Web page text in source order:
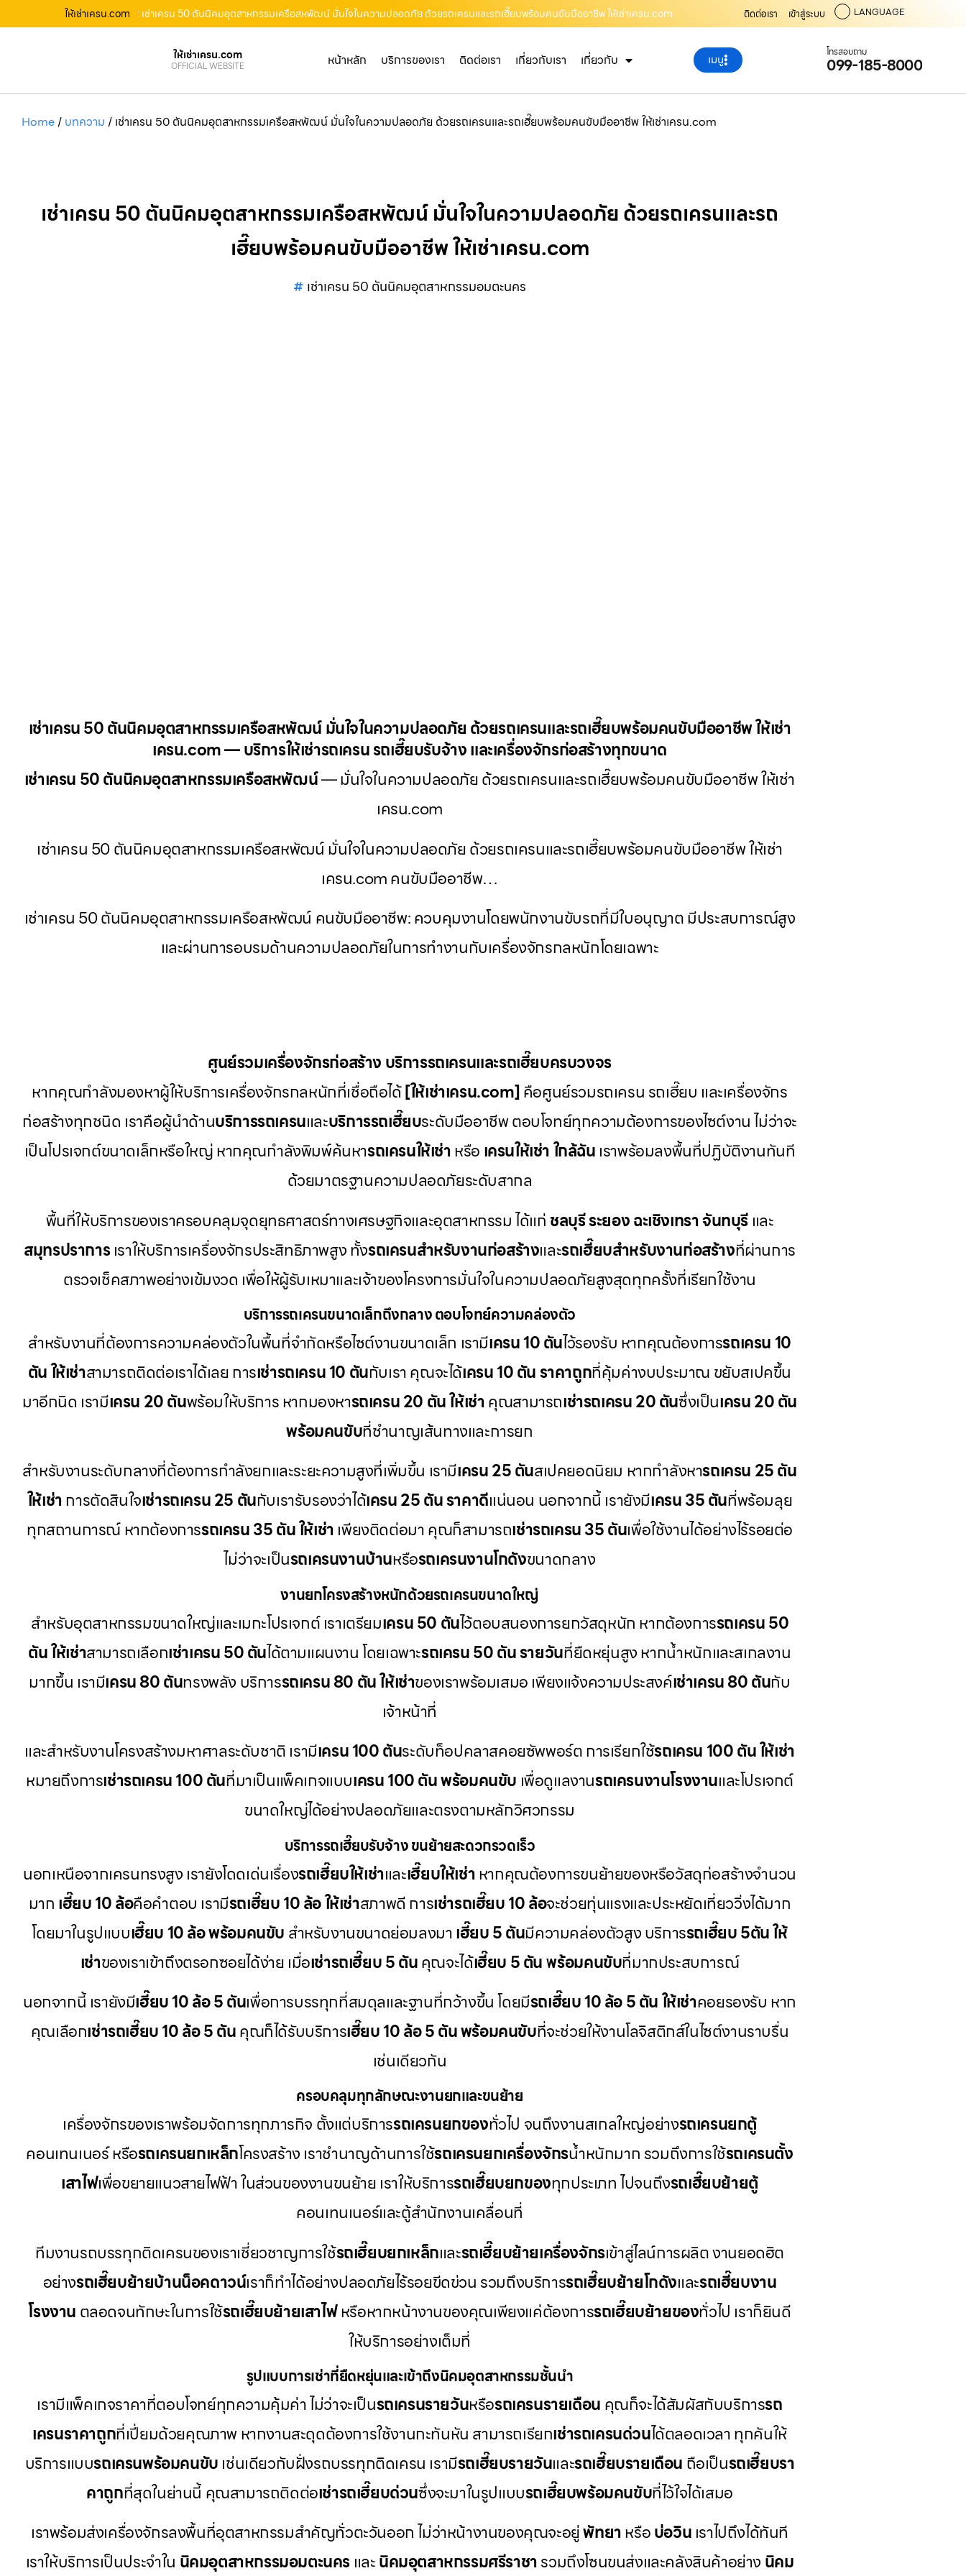
ให้เช่าเครน.com : เช่าเครน 50 ตันนิคมอุตสาหกรรมเครือสหพัฒน์ มั่นใจในความปลอดภัย ด้วยรถเครนและรถเฮี๊ยบพร้อมคนขับมืออาชีพ ให้เช่าเครน.com ติดต่อเรา เข้าสู่ระบบ LANGUAGE
ให้เช่าเครน.com
OFFICIAL WEBSITE หน้าหลัก บริการของเรา ติดต่อเรา เกี่ยวกับเรา เกี่ยวกับ เมนู โทรสอบถาม
099-185-8000
Home/ บทความ / เช่าเครน 50 ตันนิคมอุตสาหกรรมเครือสหพัฒน์ มั่นใจในความปลอดภัย ด้วยรถเครนและรถเฮี๊ยบพร้อมคนขับมืออาชีพ ให้เช่าเครน.com
เช่าเครน 50 ตันนิคมอุตสาหกรรมเครือสหพัฒน์ มั่นใจในความปลอดภัย ด้วยรถเครนและรถ
เฮี๊ยบพร้อมคนขับมืออาชีพ ให้เช่าเครน.com
เช่าเครน 50 ตันนิคมอุตสาหกรรมอมตะนคร
เช่าเครน 50 ตันนิคมอุตสาหกรรมเครือสหพัฒน์ มั่นใจในความปลอดภัย ด้วยรถเครนและรถเฮี๊ยบพร้อมคนขับมืออาชีพ ให้เช่า
เครน.com — บริการให้เช่ารถเครน รถเฮี๊ยบรับจ้าง และเครื่องจักรก่อสร้างทุกขนาด
เช่าเครน 50 ตันนิคมอุตสาหกรรมเครือสหพัฒน์— มั่นใจในความปลอดภัย ด้วยรถเครนและรถเฮี๊ยบพร้อมคนขับมืออาชีพ ให้เช่า
เครน.com
เช่าเครน 50 ตันนิคมอุตสาหกรรมเครือสหพัฒน์ มั่นใจในความปลอดภัย ด้วยรถเครนและรถเฮี๊ยบพร้อมคนขับมืออาชีพ ให้เช่า
เครน.com คนขับมืออาชีพ…
เช่าเครน 50 ตันนิคมอุตสาหกรรมเครือสหพัฒน์ คนขับมืออาชีพ: ควบคุมงานโดยพนักงานขับรถที่มีใบอนุญาต มีประสบการณ์สูง
และผ่านการอบรมด้านความปลอดภัยในการทำงานกับเครื่องจักรกลหนักโดยเฉพาะ
ศูนย์รวมเครื่องจักรก่อสร้าง บริการรถเครนและรถเฮี๊ยบครบวงจร
หากคุณกำลังมองหาผู้ให้บริการเครื่องจักรกลหนักที่เชื่อถือได้[ให้เช่าเครน.com]คือศูนย์รวมรถเครน รถเฮี๊ยบ และเครื่องจักร
ก่อสร้างทุกชนิด เราคือผู้นำด้านบริการรถเครนและบริการรถเฮี๊ยบระดับมืออาชีพ ตอบโจทย์ทุกความต้องการของไซต์งาน ไม่ว่าจะ
เป็นโปรเจกต์ขนาดเล็กหรือใหญ่ หากคุณกำลังพิมพ์ค้นหารถเครนให้เช่าหรือ เครนให้เช่าใกล้ฉัน เราพร้อมลงพื้นที่ปฏิบัติงานทันที
ด้วยมาตรฐานความปลอดภัยระดับสากล
พื้นที่ให้บริการของเราครอบคลุมจุดยุทธศาสตร์ทางเศรษฐกิจและอุตสาหกรรม ได้แก่ ชลบุรีระยองฉะเชิงเทราจันทบุรีและ
สมุทรปราการเราให้บริการเครื่องจักรประสิทธิภาพสูง ทั้งรถเครนสำหรับงานก่อสร้างและรถเฮี๊ยบสำหรับงานก่อสร้างที่ผ่านการ
ตรวจเช็คสภาพอย่างเข้มงวด เพื่อให้ผู้รับเหมาและเจ้าของโครงการมั่นใจในความปลอดภัยสูงสุดทุกครั้งที่เรียกใช้งาน
บริการรถเครนขนาดเล็กถึงกลาง ตอบโจทย์ความคล่องตัว
สำหรับงานที่ต้องการความคล่องตัวในพื้นที่จำกัดหรือไซต์งานขนาดเล็ก เรามีเครน 10 ตันไว้รองรับ หากคุณต้องการรถเครน 10
ตัน ให้เช่าสามารถติดต่อเราได้เลย การเช่ารถเครน 10 ตันกับเรา คุณจะได้เครน 10 ตัน ราคาถูกที่คุ้มค่างบประมาณ ขยับสเปคขึ้น
มาอีกนิด เรามีเครน 20 ตันพร้อมให้บริการ หากมองหารถเครน 20 ตัน ให้เช่าคุณสามารถเช่ารถเครน 20 ตันซึ่งเป็นเครน 20 ตัน
พร้อมคนขับที่ชำนาญเส้นทางและการยก
สำหรับงานระดับกลางที่ต้องการกำลังยกและระยะความสูงที่เพิ่มขึ้น เรามีเครน 25 ตันสเปคยอดนิยม หากกำลังหารถเครน 25 ตัน
ให้เช่าการตัดสินใจเช่ารถเครน 25 ตันกับเรารับรองว่าได้เครน 25 ตัน ราคาดีแน่นอน นอกจากนี้ เรายังมีเครน 35 ตันที่พร้อมลุย
ทุกสถานการณ์ หากต้องการรถเครน 35 ตัน ให้เช่า เพียงติดต่อมา คุณก็สามารถเช่ารถเครน 35 ตันเพื่อใช้งานได้อย่างไร้รอยต่อ
ไม่ว่าจะเป็นรถเครนงานบ้านหรือรถเครนงานโกดังขนาดกลาง
งานยกโครงสร้างหนักด้วยรถเครนขนาดใหญ่
สำหรับอุตสาหกรรมขนาดใหญ่และเมกะโปรเจกต์ เราเตรียมเครน 50 ตันไว้ตอบสนองการยกวัสดุหนัก หากต้องการรถเครน 50
ตัน ให้เช่าสามารถเลือกเช่าเครน 50 ตันได้ตามแผนงาน โดยเฉพาะรถเครน 50 ตัน รายวันที่ยืดหยุ่นสูง หากน้ำหนักและสเกลงาน
มากขึ้น เรามีเครน 80 ตันทรงพลัง บริการรถเครน 80 ตัน ให้เช่าของเราพร้อมเสมอ เพียงแจ้งความประสงค์เช่าเครน 80 ตันกับ
เจ้าหน้าที่
และสำหรับงานโครงสร้างมหาศาลระดับชาติ เรามีเครน 100 ตันระดับท็อปคลาสคอยซัพพอร์ต การเรียกใช้รถเครน 100 ตัน ให้เช่า
หมายถึงการเช่ารถเครน 100 ตันที่มาเป็นแพ็คเกจแบบเครน 100 ตัน พร้อมคนขับ เพื่อดูแลงานรถเครนงานโรงงานและโปรเจกต์
ขนาดใหญ่ได้อย่างปลอดภัยและตรงตามหลักวิศวกรรม
บริการรถเฮี๊ยบรับจ้าง ขนย้ายสะดวกรวดเร็ว
นอกเหนือจากเครนทรงสูง เรายังโดดเด่นเรื่องรถเฮี๊ยบให้เช่าและเฮี๊ยบให้เช่าหากคุณต้องการขนย้ายของหรือวัสดุก่อสร้างจำนวน
มาก เฮี๊ยบ 10 ล้อคือคำตอบ เรามีรถเฮี๊ยบ 10 ล้อ ให้เช่าสภาพดี การเช่ารถเฮี๊ยบ 10 ล้อจะช่วยทุ่นแรงและประหยัดเที่ยววิ่งได้มาก
โดยมาในรูปแบบเฮี๊ยบ 10 ล้อ พร้อมคนขับ สำหรับงานขนาดย่อมลงมาเฮี๊ยบ 5 ตันมีความคล่องตัวสูง บริการรถเฮี๊ยบ 5ตัน ให้
เช่าของเราเข้าถึงตรอกซอยได้ง่าย เมื่อเช่ารถเฮี๊ยบ 5 ตันคุณจะได้เฮี๊ยบ 5 ตัน พร้อมคนขับที่มากประสบการณ์
นอกจากนี้ เรายังมีเฮี๊ยบ 10 ล้อ 5 ตันเพื่อการบรรทุกที่สมดุลและฐานที่กว้างขึ้น โดยมีรถเฮี๊ยบ 10 ล้อ 5 ตัน ให้เช่าคอยรองรับ หาก
คุณเลือกเช่ารถเฮี๊ยบ 10 ล้อ 5 ตันคุณก็ได้รับบริการเฮี๊ยบ 10 ล้อ 5 ตัน พร้อมคนขับที่จะช่วยให้งานโลจิสติกส์ในไซต์งานราบรื่น
เช่นเดียวกัน
ครอบคลุมทุกลักษณะงานยกและขนย้าย
เครื่องจักรของเราพร้อมจัดการทุกภารกิจ ตั้งแต่บริการรถเครนยกของทั่วไป จนถึงงานสเกลใหญ่อย่างรถเครนยกตู้
คอนเทนเนอร์ หรือรถเครนยกเหล็กโครงสร้าง เราชำนาญด้านการใช้รถเครนยกเครื่องจักรน้ำหนักมาก รวมถึงการใช้รถเครนตั้ง
เสาไฟเพื่อขยายแนวสายไฟฟ้า ในส่วนของงานขนย้าย เราให้บริการรถเฮี๊ยบยกของทุกประเภท ไปจนถึงรถเฮี๊ยบย้ายตู้
คอนเทนเนอร์และตู้สำนักงานเคลื่อนที่
ทีมงานรถบรรทุกติดเครนของเราเชี่ยวชาญการใช้รถเฮี๊ยบยกเหล็กและรถเฮี๊ยบย้ายเครื่องจักรเข้าสู่ไลน์การผลิต งานยอดฮิต
อย่างรถเฮี๊ยบย้ายบ้านน็อคดาวน์เราก็ทำได้อย่างปลอดภัยไร้รอยขีดข่วน รวมถึงบริการรถเฮี๊ยบย้ายโกดังและรถเฮี๊ยบงาน
โรงงาน ตลอดจนทักษะในการใช้รถเฮี๊ยบย้ายเสาไฟหรือหากหน้างานของคุณเพียงแค่ต้องการรถเฮี๊ยบย้ายของทั่วไป เราก็ยินดี
ให้บริการอย่างเต็มที่
รูปแบบการเช่าที่ยืดหยุ่นและเข้าถึงนิคมอุตสาหกรรมชั้นนำ
เรามีแพ็คเกจราคาที่ตอบโจทย์ทุกความคุ้มค่า ไม่ว่าจะเป็นรถเครนรายวันหรือรถเครนรายเดือน คุณก็จะได้สัมผัสกับบริการรถ
เครนราคาถูกที่เปี่ยมด้วยคุณภาพ หากงานสะดุดต้องการใช้งานกะทันหัน สามารถเรียกเช่ารถเครนด่วนได้ตลอดเวลา ทุกคันให้
บริการแบบรถเครนพร้อมคนขับ เช่นเดียวกับฝั่งรถบรรทุกติดเครน เรามีรถเฮี๊ยบรายวันและรถเฮี๊ยบรายเดือน ถือเป็นรถเฮี๊ยบรา
คาถูกที่สุดในย่านนี้ คุณสามารถติดต่อเช่ารถเฮี๊ยบด่วนซึ่งจะมาในรูปแบบรถเฮี๊ยบพร้อมคนขับที่ไว้ใจได้เสมอ
เราพร้อมส่งเครื่องจักรลงพื้นที่อุตสาหกรรมสำคัญทั่วตะวันออก ไม่ว่าหน้างานของคุณจะอยู่พัทยาหรือบ่อวิน เราไปถึงได้ทันที
เราให้บริการเป็นประจำใน นิคมอุตสาหกรรมอมตะนครและนิคมอุตสาหกรรมศรีราชารวมถึงโซนขนส่งและคลังสินค้าอย่าง นิคม